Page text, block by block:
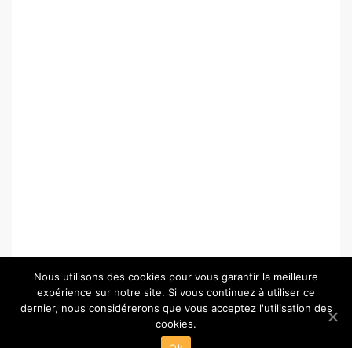
© Copyright 2026 –
Nous utilisons des cookies pour vous garantir la meilleure
expérience sur notre site. Si vous continuez à utiliser ce
dernier, nous considérerons que vous acceptez l'utilisation des
cookies.